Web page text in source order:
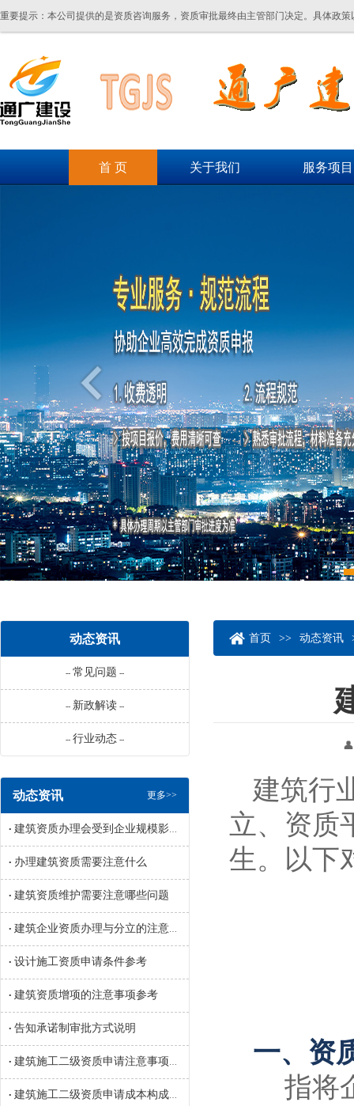
重要提示：本公司提供的是资质咨询服务，资质审批最终由主管部门决定。具体政
首 页 关于我们 服务项目
动态资讯
-- 常见问题 --
-- 新政解读 --
-- 行业动态 --
动态资讯 更多>>
• 建筑资质办理会受到企业规模影响吗
• 办理建筑资质需要注意什么
• 建筑资质维护需要注意哪些问题
• 建筑企业资质办理与分立的注意事项参考
• 设计施工资质申请条件参考
• 建筑资质增项的注意事项参考
• 告知承诺制审批方式说明
• 建筑施工二级资质申请注意事项参考
• 建筑施工二级资质申请成本构成参考
首页 >> 动态资讯
👤 来源：辽宁
建筑行
立、资质
生。以下
一、资
指将企